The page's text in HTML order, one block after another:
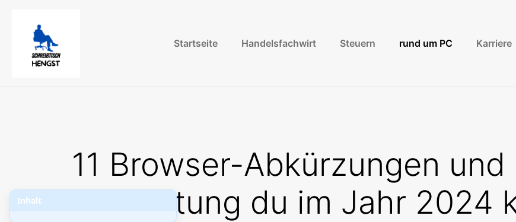
Startseite Handelsfachwirt Steuern rund um PC Karriere
11 Browser-Abkürzungen
Bedeutung du im Jahr 2024
Inhalt